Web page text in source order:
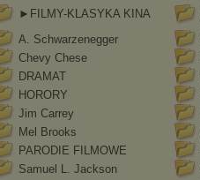
►FILMY-KLASYKA KINA
A. Schwarzenegger
Chevy Chese
DRAMAT
HORORY
Jim Carrey
Mel Brooks
PARODIE FILMOWE
Samuel L. Jackson